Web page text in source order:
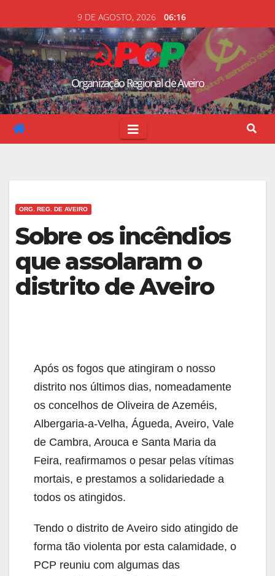
to
content
9 DE AGOSTO, 2026 06:16
Organização Regional de Aveiro
ORG. REG. DE AVEIRO
Sobre os incêndios
que assolaram o
distrito de Aveiro
Após os fogos que atingiram o nosso
distrito nos últimos dias, nomeadamente
os concelhos de Oliveira de Azeméis,
Albergaria-a-Velha, Águeda, Aveiro, Vale
de Cambra, Arouca e Santa Maria da
Feira, reafirmamos o pesar pelas vítimas
mortais, e prestamos a solidariedade a
todos os atingidos.
Tendo o distrito de Aveiro sido atingido de
forma tão violenta por esta calamidade, o
PCP reuniu com algumas das